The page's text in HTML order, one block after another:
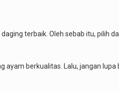
terbaik. Oleh sebab itu, pilih
ayam berkualitas. Lalu, jangan